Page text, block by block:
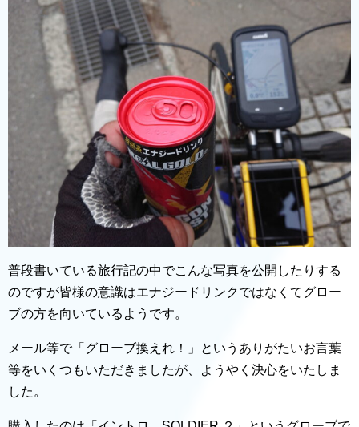
普段書いている旅行記の中でこんな写真を公開したりする
のですが皆様の意識はエナジードリンクではなくてグロー
ブの方を向いているようです。
メール等で「グローブ換えれ！」というありがたいお言葉
等をいくつもいただきましたが、ようやく決心をいたしま
した。